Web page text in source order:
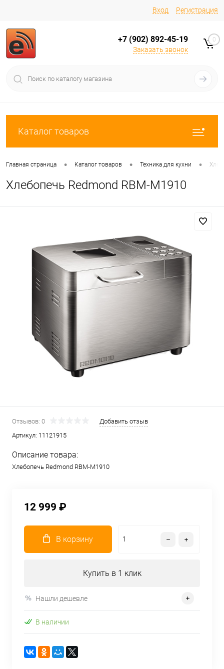
Вход Регистрация
+7 (902) 892-45-19
Заказать звонок
0
Каталог товаров
Главная страница • Каталог товаров • Техника для кухни •
Хлебопечь Redmond RBM-M1910
Отзывов: 0
Добавить отзыв
Артикул: 11121915
Описание товара:
Хлебопечь Redmond RBM-M1910
12 999 ₽
В корзину
Купить в 1 клик
Нашли дешевле
В наличии